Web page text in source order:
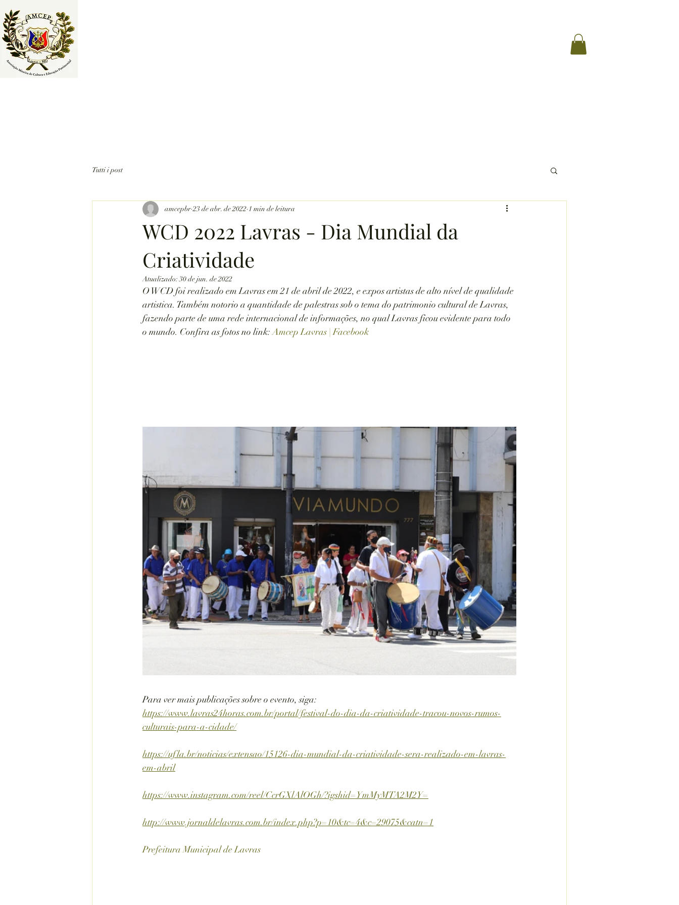
Tutti i post
WCD 2022 Lavras - Dia Mundial da
Criatividade
amcepbr 23 de abr. de 2022 1 min de leitura
Atualizado:30 de jun. de 2022
O WCD foi realizado em Lavras em 21 de abril de 2022, e expos artistas de alto nível de qualidade
artistica. Também notorio a quantidade de palestras sob o tema do patrimonio cultural de Lavras,
fazendo parte de uma rede internacional de informações, no qual Lavras ficou evidente para todo
o mundo. Confira as fotos no link: Amcep Lavras | Facebook
Para ver mais publicações sobre o evento, siga:
https://www.lavras24horas.com.br/portal/festival-do-dia-da-criatividade-tracou-novos-rumos-
culturais-para-a-cidade/
https://ufla.br/noticias/extensao/15126-dia-mundial-da-criatividade-sera-realizado-em-lavras-
em-abril
https://www.instagram.com/reel/CcrGXlAlOGh/?igshid=YmMyMTA2M2Y=
http://www.jornaldelavras.com.br/index.php?p=10&tc=4&c=29075&catn=1
Prefeitura Municipal de Lavras